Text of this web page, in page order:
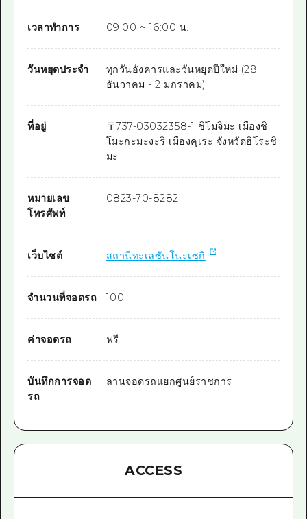
เวลาทำการ 09:00 ~ 16:00 น.
วันหยุดประจำ
ทุกวันอังคารและวันหยุดปีใหม่ (28
ธันวาคม - 2 มกราคม)
ที่อยู่ 〒737-03032358-1 ชิโมจิมะ เมืองชิ
โมะกะมะงะริ เมืองคุเระ จังหวัดฮิโระชิ
มะ
หมายเลข
โทรศัพท์
0823-70-8282
เว็บไซต์ สถานีทะเลซันโนะเซกิ
จำนวนที่จอดรถ 100
ค่าจอดรถ ฟรี
บันทึกการจอด
รถ
ลานจอดรถแยกศูนย์ราชการ
ACCESS